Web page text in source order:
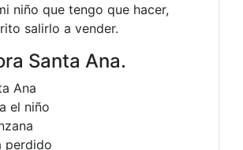
niño que tengo que hacer,
salirlo a vender.
Santa Ana.
Ana
el niño
perdido